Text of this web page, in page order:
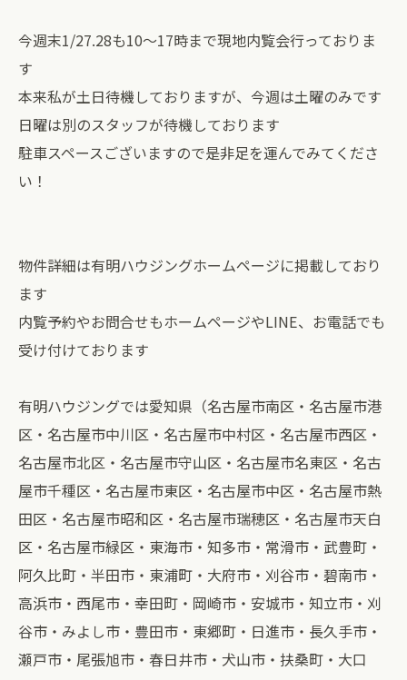
今週末1/27.28も10〜17時まで現地内覧会行っておりま
す
本来私が土日待機しておりますが、今週は土曜のみです
日曜は別のスタッフが待機しております
駐車スペースございますので是非足を運んでみてくださ
い！
物件詳細は有明ハウジングホームページに掲載しており
ます
内覧予約やお問合せもホームページやLINE、お電話でも
受け付けております
有明ハウジングでは愛知県（名古屋市南区・名古屋市港
区・名古屋市中川区・名古屋市中村区・名古屋市西区・
名古屋市北区・名古屋市守山区・名古屋市名東区・名古
屋市千種区・名古屋市東区・名古屋市中区・名古屋市熱
田区・名古屋市昭和区・名古屋市瑞穂区・名古屋市天白
区・名古屋市緑区・東海市・知多市・常滑市・武豊町・
阿久比町・半田市・東浦町・大府市・刈谷市・碧南市・
高浜市・西尾市・幸田町・岡崎市・安城市・知立市・刈
谷市・みよし市・豊田市・東郷町・日進市・長久手市・
瀬戸市・尾張旭市・春日井市・犬山市・扶桑町・大口